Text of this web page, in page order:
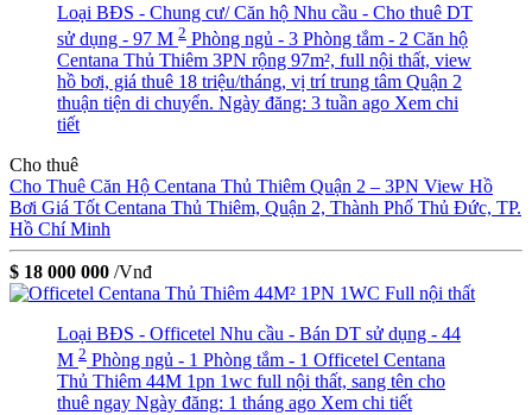
Loại BĐS - Chung cư/ Căn hộ Nhu cầu - Cho thuê DT
sử dụng - 97 M 2 Phòng ngủ - 3 Phòng tắm - 2 Căn hộ
Centana Thủ Thiêm 3PN rộng 97m², full nội thất, view
hồ bơi, giá thuê 18 triệu/tháng, vị trí trung tâm Quận 2
thuận tiện di chuyển. Ngày đăng: 3 tuần ago Xem chi
tiết
Cho thuê
Cho Thuê Căn Hộ Centana Thủ Thiêm Quận 2 – 3PN View Hồ
Bơi Giá Tốt Centana Thủ Thiêm, Quận 2, Thành Phố Thủ Đức, TP.
Hồ Chí Minh
$ 18 000 000 /Vnđ
Loại BĐS - Officetel Nhu cầu - Bán DT sử dụng - 44
M 2 Phòng ngủ - 1 Phòng tắm - 1 Officetel Centana
Thủ Thiêm 44M 1pn 1wc full nội thất, sang tên cho
thuê ngay Ngày đăng: 1 tháng ago Xem chi tiết